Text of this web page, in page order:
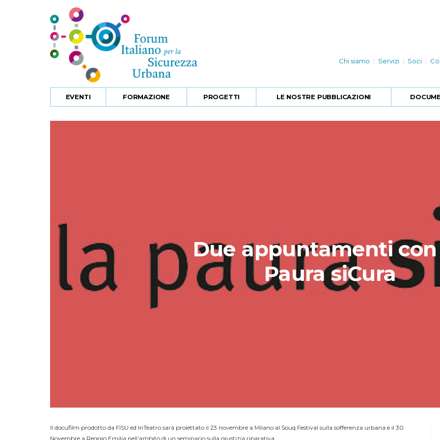
Chi siamo Servizi Soci
EVENTI FORMAZIONE PROGETTI LE NOSTRE PUBBLICAZIONI
Due appuntamenti con
Paura siCura
Il docufilm prodotto da FISU ed InTeatro sarà proiettato il 23 novembre a Milano al Souq Festival sulla sofferenza urbana e il 30
Novembre a Reggio Emilia nell’ambito di un seminario sulla giustizia riparativa.